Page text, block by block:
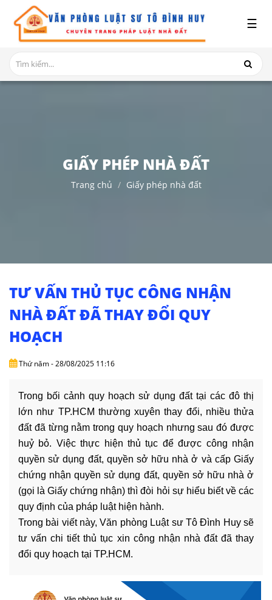
GIỚI
THIỆU
DỊCH
TỤC
ĐẤT
VĂN
BẢN
-
BIỂU
LIÊN
HỆ
☰
GIẤY PHÉP NHÀ ĐẤT
Trang chủ Giấy phép nhà đất
TƯ VẤN THỦ TỤC CÔNG NHẬN
NHÀ ĐẤT ĐÃ THAY ĐỔI QUY
HOẠCH
Thứ năm - 28/08/2025 11:16
Trong bối cảnh quy hoạch sử dụng đất tại các đô thị
lớn như TP.HCM thường xuyên thay đổi, nhiều thửa
đất đã từng nằm trong quy hoạch nhưng sau đó được
huỷ bỏ. Việc thực hiện thủ tục để được công nhận
quyền sử dụng đất, quyền sở hữu nhà ở và cấp Giấy
chứng nhận quyền sử dụng đất, quyền sở hữu nhà ở
(gọi là Giấy chứng nhận) thì đòi hỏi sự hiểu biết về các
quy định của pháp luật hiện hành.
Trong bài viết này, Văn phòng Luật sư Tô Đình Huy sẽ
tư vấn chi tiết thủ tục xin công nhận nhà đất đã thay
đổi quy hoạch tại TP.HCM.